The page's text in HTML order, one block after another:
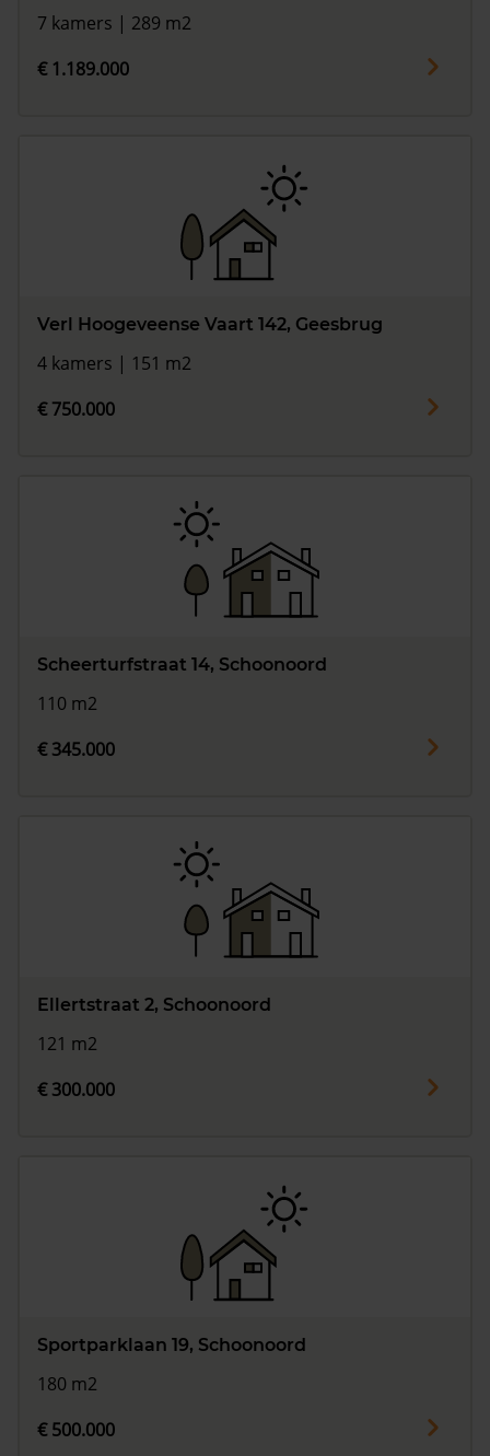
7 kamers | 289 m2
€ 1.189.000
Verl Hoogeveense Vaart 142, Geesbrug
4 kamers | 151 m2
€ 750.000
Scheerturfstraat 14, Schoonoord
110 m2
€ 345.000
Ellertstraat 2, Schoonoord
121 m2
€ 300.000
Sportparklaan 19, Schoonoord
180 m2
€ 500.000